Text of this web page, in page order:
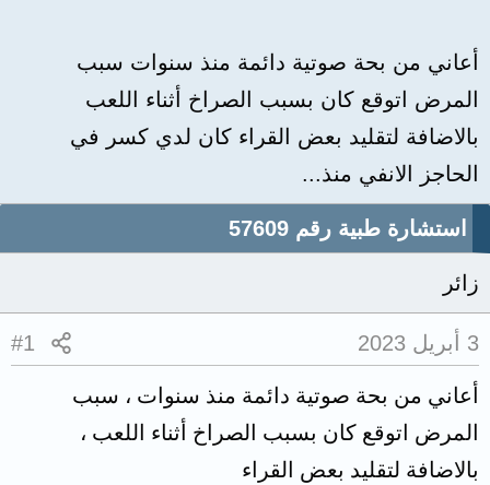
أعاني من بحة صوتية دائمة منذ سنوات سبب
المرض اتوقع كان بسبب الصراخ أثناء اللعب
بالاضافة لتقليد بعض القراء كان لدي كسر في
الحاجز الانفي منذ...
استشارة طبية رقم 57609
زائر
3 أبريل 2023 #1
أعاني من بحة صوتية دائمة منذ سنوات ، سبب
المرض اتوقع كان بسبب الصراخ أثناء اللعب ،
بالاضافة لتقليد بعض القراء